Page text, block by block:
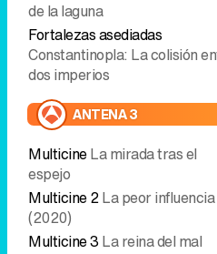
de la laguna
Fortalezas asediadas
Constantinopla: La colisión
dos imperios
ANTENA 3
MulticineLa mirada tras el
espejo
Multicine 2La peor influencia
(2020)
Multicine 3La reina del mal